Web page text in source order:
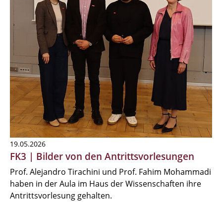
19.05.2026
FK3 | Bilder von den Antrittsvorlesungen
Prof. Alejandro Tirachini und Prof. Fahim Mohammadi
haben in der Aula im Haus der Wissenschaften ihre
Antrittsvorlesung gehalten.